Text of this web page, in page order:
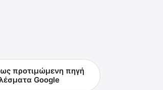
προτιμώμενη πηγή
Google